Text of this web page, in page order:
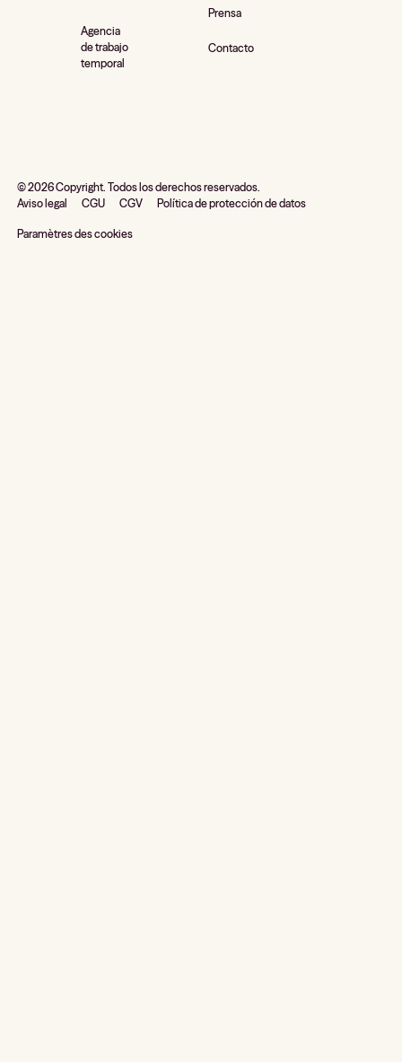
Agencia
de trabajo
temporal
Prensa
Contacto
©2026Copyright. Todos los derechos reservados.
Aviso legal
CGU CGV Política de protección de datos
Paramètres des cookies